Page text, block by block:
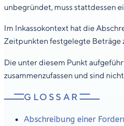
GLOSSAR
Abschreibung einer
unbegründet, muss stattdessen
Im Inkassokontext hat die
Zeitpunkten festgelegte Beträge
Die unter diesem Punkt
zusammenzufassen und sind